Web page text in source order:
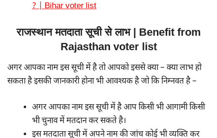
? | Bihar voter list
राजस्थान मतदाता सूची से लाभ | Benefit from
Rajasthan voter list
अगर आपका नाम इस सूची में है तो आपको इससे क्या – क्या लाभ हो
सकता है इसकी जानकारी होना भी आवश्यक है जो कि निम्नवत है –
अगर आपका नाम इस सूची में है आप किसी भी आगामी किसी
भी चुनाव में मतदान कर सकते है।
इस मतदाता सूची में अपने नाम की जांच कोई भी व्यक्ति कर